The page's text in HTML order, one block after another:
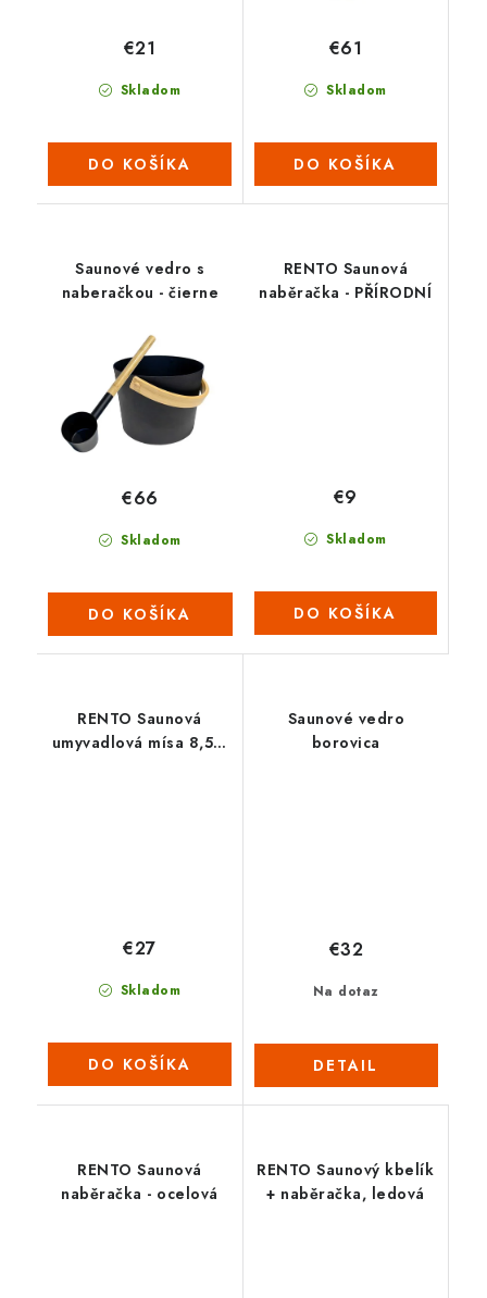
Skladom
€21
DO KOŠÍKA
Skladom
€61
DO KOŠÍKA
Saunové vedro s
naberačkou - čierne
Skladom
€66
DO KOŠÍKA
RENTO Saunová
naběračka - PŘÍRODNÍ
Skladom
€9
DO KOŠÍKA
RENTO Saunová
umyvadlová mísa 8,5 L
Skladom
€27
DO KOŠÍKA
Saunové vedro
borovica
Na dotaz
€32
DETAIL
RENTO Saunová
naběračka - ocelová
RENTO Saunový kbelík
+ naběračka, ledová